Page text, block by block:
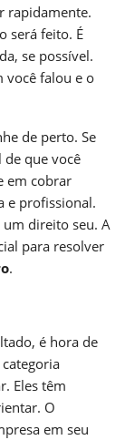
rapidamente.
será feito. É
se possível.
você falou e o
de perto. Se
que você
em cobrar
e profissional.
um direito seu. A
para resolver
.
é hora de
Eles têm
O
em seu